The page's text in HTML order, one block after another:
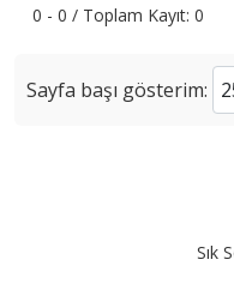
0 - 0 / Toplam Kayıt: 0
Sayfa başı gösterim:
Sık